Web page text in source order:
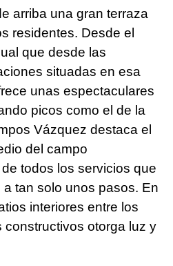
arriba una gran terraza
residentes. Desde el
que desde las
situadas en esa
unas espectaculares
picos como el de la
Vázquez destaca el
del campo
todos los servicios que
tan solo unos pasos. En
interiores entre los
otorga luz y